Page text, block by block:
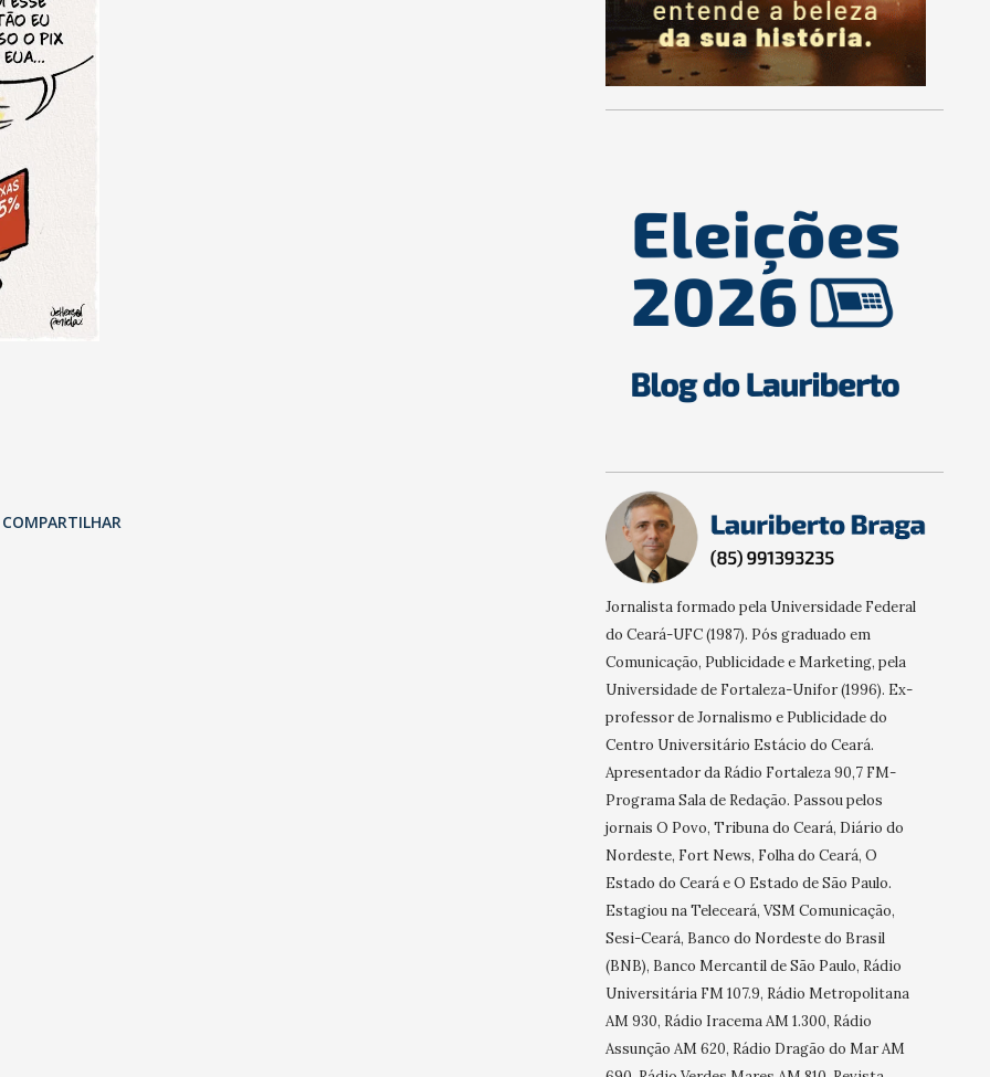
COMPARTILHAR
Jornalista formado pela Universidade Federal
do Ceará-UFC (1987). Pós graduado em
Comunicação, Publicidade e Marketing, pela
Universidade de Fortaleza-Unifor (1996). Ex-
professor de Jornalismo e Publicidade do
Centro Universitário Estácio do Ceará.
Apresentador da Rádio Fortaleza 90,7 FM-
Programa Sala de Redação. Passou pelos
jornais O Povo, Tribuna do Ceará, Diário do
Nordeste, Fort News, Folha do Ceará, O
Estado do Ceará e O Estado de São Paulo.
Estagiou na Teleceará, VSM Comunicação,
Sesi-Ceará, Banco do Nordeste do Brasil
(BNB), Banco Mercantil de São Paulo, Rádio
Universitária FM 107.9, Rádio Metropolitana
AM 930, Rádio Iracema AM 1.300, Rádio
Assunção AM 620, Rádio Dragão do Mar AM